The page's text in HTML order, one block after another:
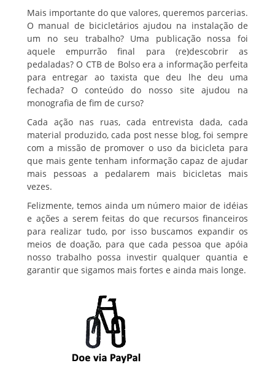
Mais importante do que valores, queremos parcerias.
O manual de bicicletários ajudou na instalação de
um no seu trabalho? Uma publicação nossa foi
aquele empurrão final para (re)descobrir as
pedaladas? O CTB de Bolso era a informação perfeita
para entregar ao taxista que deu lhe deu uma
fechada? O conteúdo do nosso site ajudou na
monografia de fim de curso?
Cada ação nas ruas, cada entrevista dada, cada
material produzido, cada post nesse blog, foi sempre
com a missão de promover o uso da bicicleta para
que mais gente tenham informação capaz de ajudar
mais pessoas a pedalarem mais bicicletas mais
vezes.
Felizmente, temos ainda um número maior de idéias
e ações a serem feitas do que recursos financeiros
para realizar tudo, por isso buscamos expandir os
meios de doação, para que cada pessoa que apóia
nosso trabalho possa investir qualquer quantia e
garantir que sigamos mais fortes e ainda mais longe.